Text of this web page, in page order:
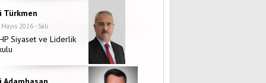
Türkmen
2026 - Salı
Siyaset ve Liderlik